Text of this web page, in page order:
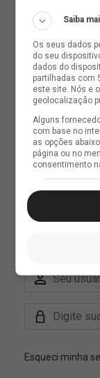
Saiba
Os seus dados
do seu
dados do
partilhadas com
este site. Nós e
geolocalização
Alguns
com base no
as opções
página ou no
consentimento